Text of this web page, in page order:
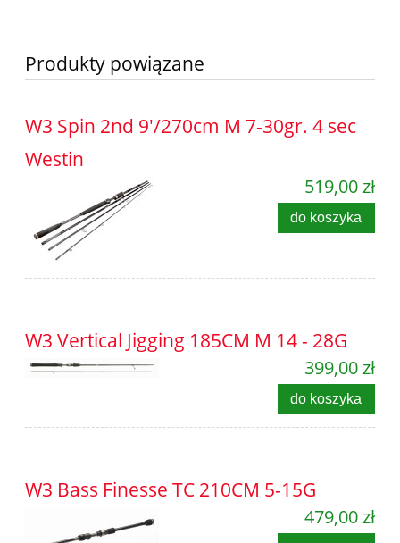
Produkty powiązane
W3 Spin 2nd 9'/270cm M 7-30gr. 4 sec
Westin
519,00 zł
do koszyka
W3 Vertical Jigging 185CM M 14 - 28G
399,00 zł
do koszyka
W3 Bass Finesse TC 210CM 5-15G
479,00 zł